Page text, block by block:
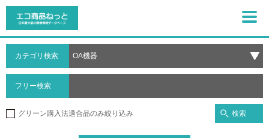
カテゴリ検索
フリー検索
グリーン購入法適合品のみ絞り込み 検索